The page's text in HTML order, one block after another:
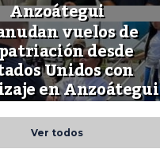
Anzoátegui
vuelos de
desde
Unidos con
en Anzoátegui
Ver todos